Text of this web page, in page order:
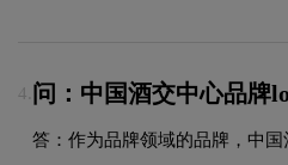
4. 问：中国酒交中心品牌
答：作为品牌领域的品牌，中